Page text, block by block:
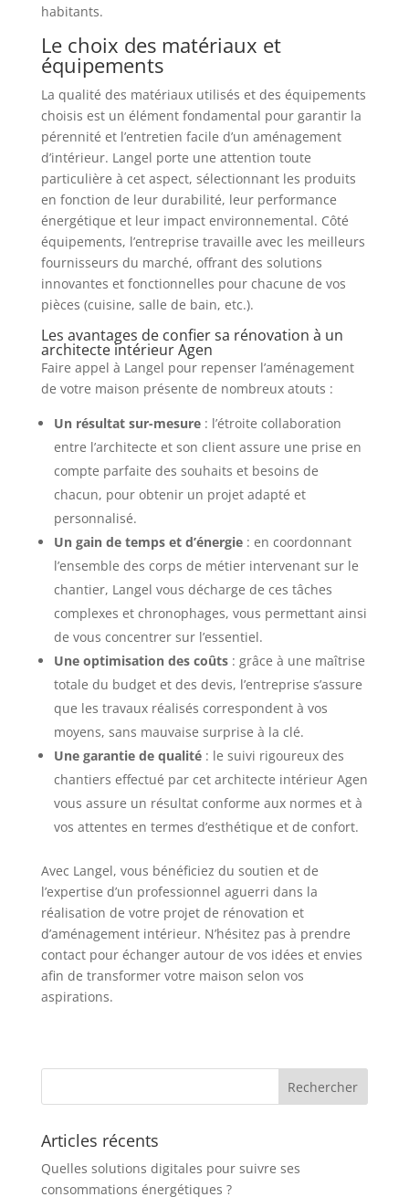
habitants.
Le choix des matériaux et
équipements
La qualité des matériaux utilisés et des équipements
choisis est un élément fondamental pour garantir la
pérennité et l’entretien facile d’un aménagement
d’intérieur. Langel porte une attention toute
particulière à cet aspect, sélectionnant les produits
en fonction de leur durabilité, leur performance
énergétique et leur impact environnemental. Côté
équipements, l’entreprise travaille avec les meilleurs
fournisseurs du marché, offrant des solutions
innovantes et fonctionnelles pour chacune de vos
pièces (cuisine, salle de bain, etc.).
Les avantages de confier sa rénovation à un
architecte intérieur Agen
Faire appel à Langel pour repenser l’aménagement
de votre maison présente de nombreux atouts :
Un résultat sur-mesure: l’étroite collaboration
entre l’architecte et son client assure une prise en
compte parfaite des souhaits et besoins de
chacun, pour obtenir un projet adapté et
personnalisé.
Un gain de temps et d’énergie: en coordonnant
l’ensemble des corps de métier intervenant sur le
chantier, Langel vous décharge de ces tâches
complexes et chronophages, vous permettant ainsi
de vous concentrer sur l’essentiel.
Une optimisation des coûts: grâce à une maîtrise
totale du budget et des devis, l’entreprise s’assure
que les travaux réalisés correspondent à vos
moyens, sans mauvaise surprise à la clé.
Une garantie de qualité: le suivi rigoureux des
chantiers effectué par cet architecte intérieur Agen
vous assure un résultat conforme aux normes et à
vos attentes en termes d’esthétique et de confort.
Avec Langel, vous bénéficiez du soutien et de
l’expertise d’un professionnel aguerri dans la
réalisation de votre projet de rénovation et
d’aménagement intérieur. N’hésitez pas à prendre
contact pour échanger autour de vos idées et envies
afin de transformer votre maison selon vos
aspirations.
Articles récents
Quelles solutions digitales pour suivre ses
consommations énergétiques ?